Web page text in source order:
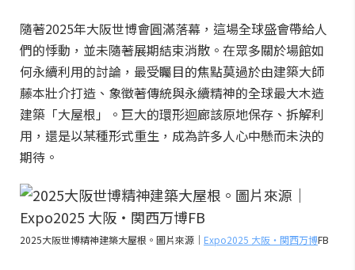
隨著2025年大阪世博會圓滿落幕，這場全球盛會帶給人
們的悸動，並未隨著展期結束消散。在眾多關於場館如
何永續利用的討論，最受矚目的焦點莫過於由建築大師
藤本壯介打造、象徵著傳統與永續精神的全球最大木造
建築「大屋根」。巨大的環形迴廊該原地保存、拆解利
用，還是以某種形式重生，成為許多人心中懸而未決的
期待。
2025大阪世博精神建築大屋根。圖片來源｜ Expo2025 大阪・関西万博FB